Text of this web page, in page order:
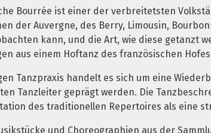
Bourrée ist einer der verbreitetsten
der Auvergne, des Berry, Limousin,
kann, und die Art, wie diese getanzt
aus einem Hoftanz des französischen
Tanzpraxis handelt es sich um eine
Tanzleiter geprägt werden. Die
des traditionellen Repertoires als eine
und Choreographien aus der